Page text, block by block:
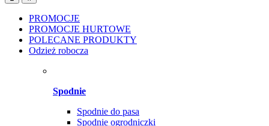
PROMOCJE
PROMOCJE HURTOWE
POLECANE PRODUKTY
Odzież robocza
Spodnie
Spodnie do pasa
Spodnie ogrodniczki